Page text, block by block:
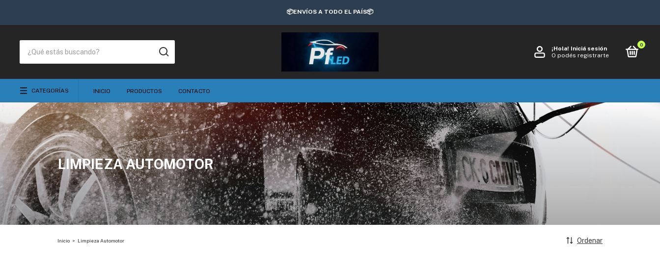
📦ENVÍOS A TODO EL PAÍS📦
¡Hola! Iniciá sesión
O podés registrarte
0
CATEGORÍAS INICIO PRODUCTOS CONTACTO
LIMPIEZA AUTOMOTOR
Inicio > Limpieza Automotor Ordenar